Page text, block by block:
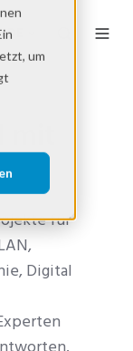
um
DE
für
Digital